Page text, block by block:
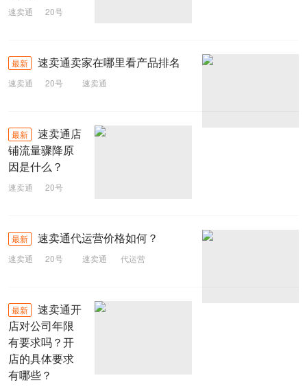
速卖通
20号
最新 速卖通卖家在哪里看产品排名
速卖通 20号 速卖通
最新
速卖通店
铺流量骤降原
因是什么？
速卖通
20号
最新 速卖通代运营价格如何？
速卖通 20号 速卖通 代运营
最新
速卖通开
店对公司年限
有要求吗？开
店的具体要求
有哪些？